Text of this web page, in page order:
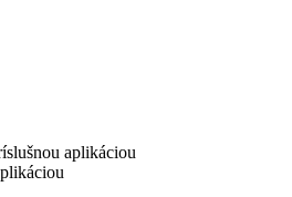
aplikáciou